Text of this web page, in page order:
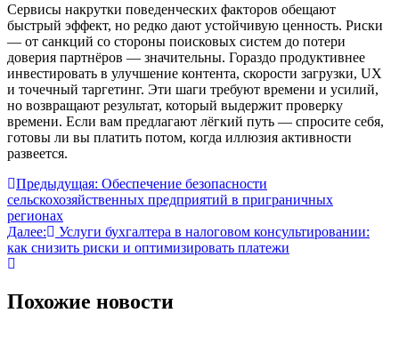
Сервисы накрутки поведенческих факторов обещают
быстрый эффект, но редко дают устойчивую ценность. Риски
— от санкций со стороны поисковых систем до потери
доверия партнёров — значительны. Гораздо продуктивнее
инвестировать в улучшение контента, скорости загрузки, UX
и точечный таргетинг. Эти шаги требуют времени и усилий,
но возвращают результат, который выдержит проверку
времени. Если вам предлагают лёгкий путь — спросите себя,
готовы ли вы платить потом, когда иллюзия активности
развеется.
Навигация
по
записям
Предыдущая: Обеспечение безопасности
сельскохозяйственных предприятий в приграничных
регионах
Далее:
Услуги бухгалтера в налоговом консультировании:
как снизить риски и оптимизировать платежи
Похожие новости